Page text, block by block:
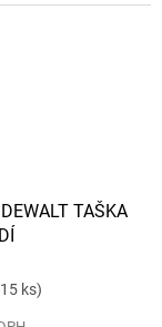
TAŠKA
ks)